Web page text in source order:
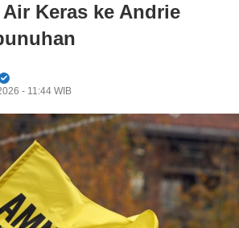
Keras ke Andrie
- 11:44 WIB